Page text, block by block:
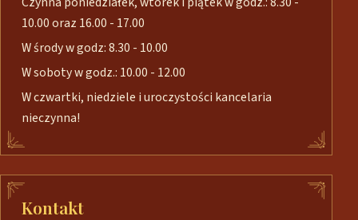
10.00 oraz 16.00 - 17.00
W środy w godz: 8.30 - 10.00
W soboty w godz.: 10.00 - 12.00
W czwartki, niedziele i uroczystości kancelaria
nieczynna!
Kontakt